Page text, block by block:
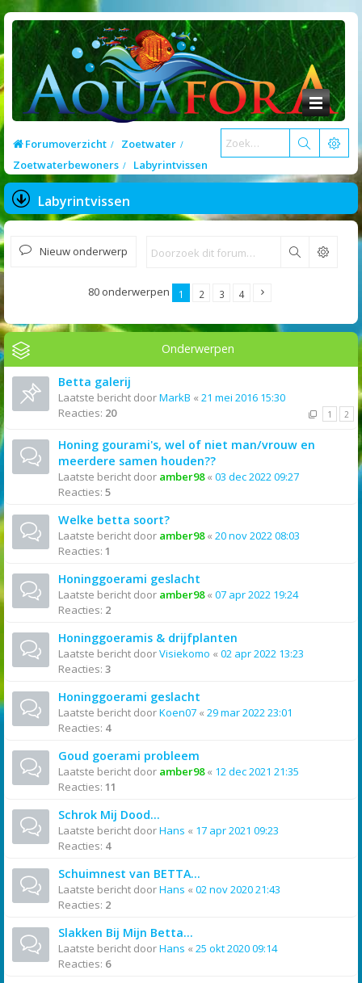
Forumoverzicht
Zoetwater
Zoetwaterbewoners
Labyrintvissen
Labyrintvissen
Nieuw onderwerp Zoek
80 onderwerpen 1 2 3 4
Onderwerpen
Betta galerij
Laatste bericht doorMarkB « 21 mei 2016 15:30
Reacties: 20 1 2
Honing gourami's, wel of niet man/vrouw en
meerdere samen houden??
Laatste bericht door amber98« 03 dec 2022 09:27
Reacties: 5
Welke betta soort?
Laatste bericht door amber98« 20 nov 2022 08:03
Reacties: 1
Honinggoerami geslacht
Laatste bericht door amber98« 07 apr 2022 19:24
Reacties: 2
Honinggoeramis & drijfplanten
Laatste bericht doorVisiekomo « 02 apr 2022 13:23
Reacties: 3
Honinggoerami geslacht
Laatste bericht doorKoen07 « 29 mar 2022 23:01
Reacties: 4
Goud goerami probleem
Laatste bericht door amber98« 12 dec 2021 21:35
Reacties: 11
Schrok Mij Dood...
Laatste bericht doorHans « 17 apr 2021 09:23
Reacties: 4
Schuimnest van BETTA...
Laatste bericht doorHans « 02 nov 2020 21:43
Reacties: 2
Slakken Bij Mijn Betta...
Laatste bericht doorHans « 25 okt 2020 09:14
Reacties: 6